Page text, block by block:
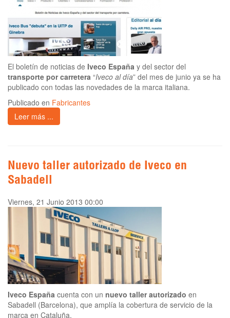
El boletín de noticias de Iveco España y del sector del
transporte por carretera “Iveco al día” del mes de junio ya se ha
publicado con todas las novedades de la marca italiana.
Publicado en Fabricantes
Leer más ...
Nuevo taller autorizado de Iveco en
Sabadell
Viernes, 21 Junio 2013 00:00
Iveco España cuenta con un nuevo taller autorizado en
Sabadell (Barcelona), que amplía la cobertura de servicio de la
marca en Cataluña.